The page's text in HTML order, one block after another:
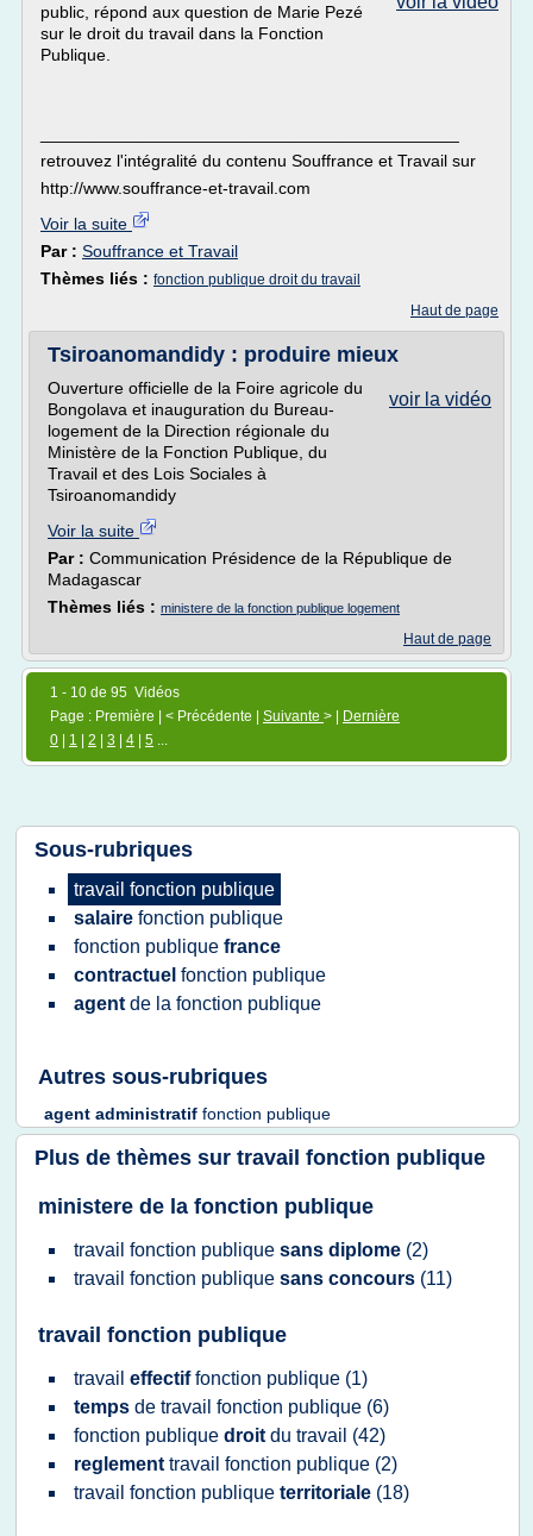
public, répond aux question de Marie Pezé
sur le droit du travail dans la Fonction
Publique.
retrouvez l'intégralité du contenu Souffrance et Travail sur
http://www.souffrance-et-travail.com
Voir la suite
Par : Souffrance et Travail
Thèmes liés : fonction publique droit du travail
Haut de page
Tsiroanomandidy : produire mieux
voir la vidéo
Ouverture officielle de la Foire agricole du
Bongolava et inauguration du Bureau-
logement de la Direction régionale du
Ministère de la Fonction Publique, du
Travail et des Lois Sociales à
Tsiroanomandidy
Voir la suite
Par : Communication Présidence de la République de
Madagascar
Thèmes liés : ministere de la fonction publique logement
Haut de page
1 - 10 de 95 Vidéos
Page : Première | < Précédente | Suivante > |
Dernière
0
1 2 3 4 5 ...
Sous-rubriques
travail fonction publique
salaire fonction publique
fonction publique france
contractuel fonction publique
agent de la fonction publique
Autres sous-rubriques
agent administratif fonction publique
Plus de thèmes sur travail fonction publique
ministere de la fonction publique
travail fonction publique sans diplome (2)
travail fonction publique sans concours (11)
travail fonction publique
travail effectiffonction publique (1)
temps de travail fonction publique (6)
fonction publique droit du travail (42)
reglement travail fonction publique (2)
travail fonction publique territoriale (18)